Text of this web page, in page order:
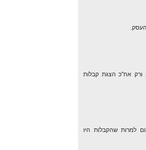
אח"כ הצגת קבלות
למרות שהקבלות היו